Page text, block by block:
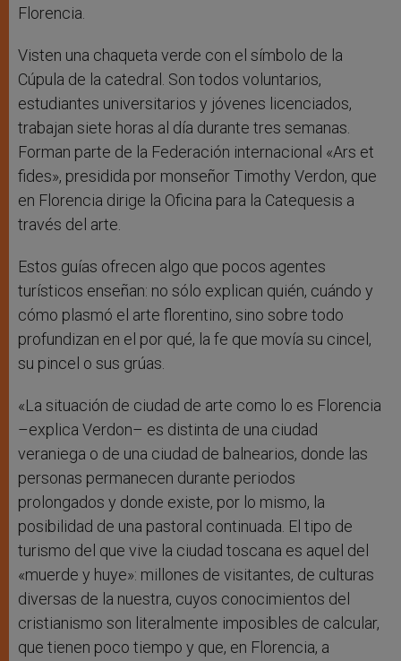
Florencia.
Visten una chaqueta verde con el símbolo de la
Cúpula de la catedral. Son todos voluntarios,
estudiantes universitarios y jóvenes licenciados,
trabajan siete horas al día durante tres semanas.
Forman parte de la Federación internacional «Ars et
fides», presidida por monseñor Timothy Verdon, que
en Florencia dirige la Oficina para la Catequesis a
través del arte.
Estos guías ofrecen algo que pocos agentes
turísticos enseñan: no sólo explican quién, cuándo y
cómo plasmó el arte florentino, sino sobre todo
profundizan en el por qué, la fe que movía su cincel,
su pincel o sus grúas.
«La situación de ciudad de arte como lo es Florencia
–explica Verdon– es distinta de una ciudad
veraniega o de una ciudad de balnearios, donde las
personas permanecen durante periodos
prolongados y donde existe, por lo mismo, la
posibilidad de una pastoral continuada. El tipo de
turismo del que vive la ciudad toscana es aquel del
«muerde y huye»: millones de visitantes, de culturas
diversas de la nuestra, cuyos conocimientos del
cristianismo son literalmente imposibles de calcular,
que tienen poco tiempo y que, en Florencia, a